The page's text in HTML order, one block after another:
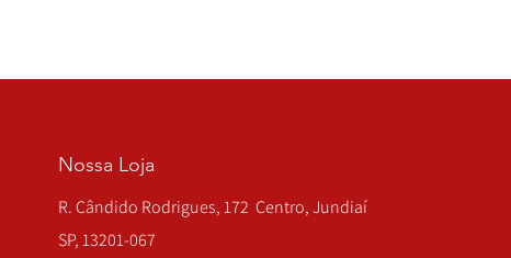
Nossa Loja
R. Cândido Rodrigues, 172 Centro, Jundiaí
SP, 13201-067